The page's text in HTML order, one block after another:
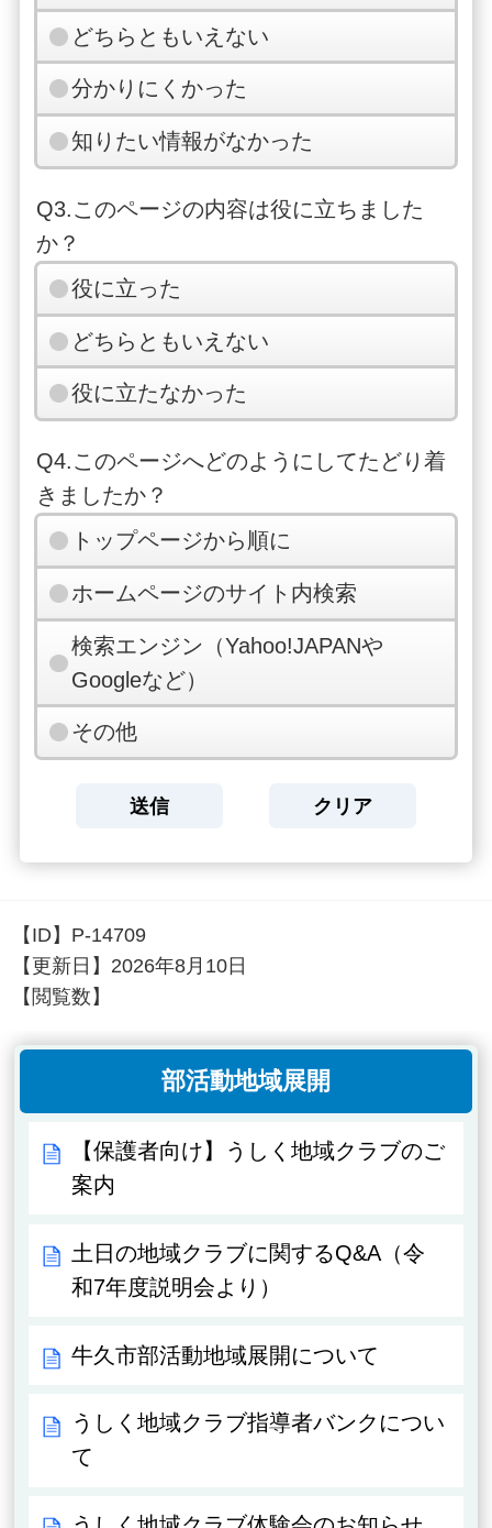
どちらともいえない
分かりにくかった
知りたい情報がなかった
Q3.このページの内容は役に立ちました
か？
役に立った
どちらともいえない
役に立たなかった
Q4.このページへどのようにしてたどり着
きましたか？
トップページから順に
ホームページのサイト内検索
検索エンジン（Yahoo!JAPANや
Googleなど）
その他
【ID】 P-14709
【更新日】 2026年8月10日
【閲覧数】
部活動地域展開
【保護者向け】うしく地域クラブのご
案内
土日の地域クラブに関するQ&A（令
和7年度説明会より）
牛久市部活動地域展開について
うしく地域クラブ指導者バンクについ
て